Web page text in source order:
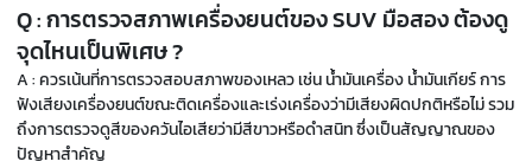
Q : การตรวจสภาพเครื่องยนต์ของ SUV มือสอง ต้องดู
จุดไหนเป็นพิเศษ ?
A : ควรเน้นที่การตรวจสอบสภาพของเหลว เช่น น้ำมันเครื่อง น้ำมันเกียร์ การ
ฟังเสียงเครื่องยนต์ขณะติดเครื่องและเร่งเครื่องว่ามีเสียงผิดปกติหรือไม่ รวม
ถึงการตรวจดูสีของควันไอเสียว่ามีสีขาวหรือดำสนิท ซึ่งเป็นสัญญาณของ
ปัญหาสำคัญ